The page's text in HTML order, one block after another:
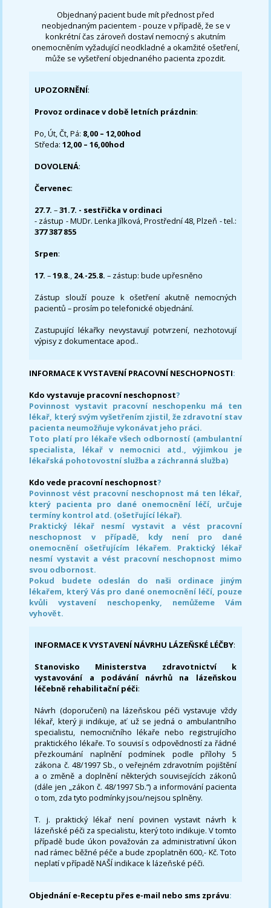
Objednaný pacient bude mít přednost před
neobjednaným pacientem - pouze v případě, že se v
konkrétní čas zároveň dostaví nemocný s akutním
onemocněním vyžadující neodkladné a okamžité ošetření,
může se vyšetření objednaného pacienta zpozdit.
UPOZORNĚNÍ:
Provoz ordinace v době letních prázdnin:
Po, Út, Čt, Pá: 8,00 – 12,00hod
Středa:12,00 – 16,00hod
DOVOLENÁ:
Červenec:
27.7.–31.7. - sestřička v ordinaci
- zástup - MUDr. Lenka Jílková, Prostřední 48, Plzeň - tel.:
377 387 855
Srpen:
17. –19.8., 24.-25.8. – zástup: bude upřesněno
Zástup slouží pouze k ošetření akutně nemocných
pacientů – prosím po telefonické objednání.
Zastupující lékařky nevystavují potvrzení, nezhotovují
výpisy z dokumentace apod..
INFORMACE K VYSTAVENÍ PRACOVNÍ NESCHOPNOSTI:
Kdo vystavuje pracovní neschopnost?
Povinnost vystavit pracovní neschopenku má ten
lékař, který svým vyšetřením zjistil, že zdravotní stav
pacienta neumožňuje vykonávat jeho práci.
Toto platí pro lékaře všech odborností (ambulantní
specialista, lékař v nemocnici atd., výjimkou je
lékařská pohotovostní služba a záchranná služba)
Kdo vede pracovní neschopnost?
Povinnost vést pracovní neschopnost má ten lékař,
který pacienta pro dané onemocnění léčí, určuje
termíny kontrol atd. (ošetřující lékař).
Praktický lékař nesmí vystavit a vést pracovní
neschopnost v případě, kdy není pro dané
onemocnění ošetřujícím lékařem. Praktický lékař
nesmí vystavit a vést pracovní neschopnost mimo
svou odbornost.
Pokud budete odeslán do naši ordinace jiným
lékařem, který Vás pro dané onemocnění léčí, pouze
kvůli vystavení neschopenky, nemůžeme Vám
vyhovět.
INFORMACE K VYSTAVENÍ NÁVRHU LÁZEŇSKÉ LÉČBY:
Stanovisko Ministerstva zdravotnictví k
vystavování a podávání návrhů na lázeňskou
léčebně rehabilitační péči:
Návrh (doporučení) na lázeňskou péči vystavuje vždy
lékař, který ji indikuje, ať už se jedná o ambulantního
specialistu, nemocničního lékaře nebo registrujícího
praktického lékaře. To souvisí s odpovědností za řádné
přezkoumání naplnění podmínek podle přílohy 5
zákona č. 48/1997 Sb., o veřejném zdravotním pojištění
a o změně a doplnění některých souvisejících zákonů
(dále jen „zákon č. 48/1997 Sb.“) a informování pacienta
o tom, zda tyto podmínky jsou/nejsou splněny.
T. j. praktický lékař není povinen vystavit návrh k
lázeňské péči za specialistu, který toto indikuje. V tomto
případě bude úkon považován za administrativní úkon
nad rámec běžné péče a bude zpoplatněn 600,- Kč. Toto
neplatí v případě NAŠÍ indikace k lázeňské péči.
Objednání e-Receptu přes e-mail nebo sms zprávu: